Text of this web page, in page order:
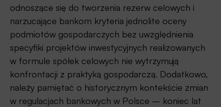
odnoszące się do tworzenia rezerw celowych i
narzucające bankom kryteria jednolite oceny
podmiotów gospodarczych bez uwzględnienia
specyfiki projektów inwestycyjnych realizowanych
w formule spółek celowych nie wytrzymują
konfrontacji z praktyką gospodarczą. Dodatkowo,
należy pamiętać o historycznym kontekście zmian
w regulacjach bankowych w Polsce – koniec lat